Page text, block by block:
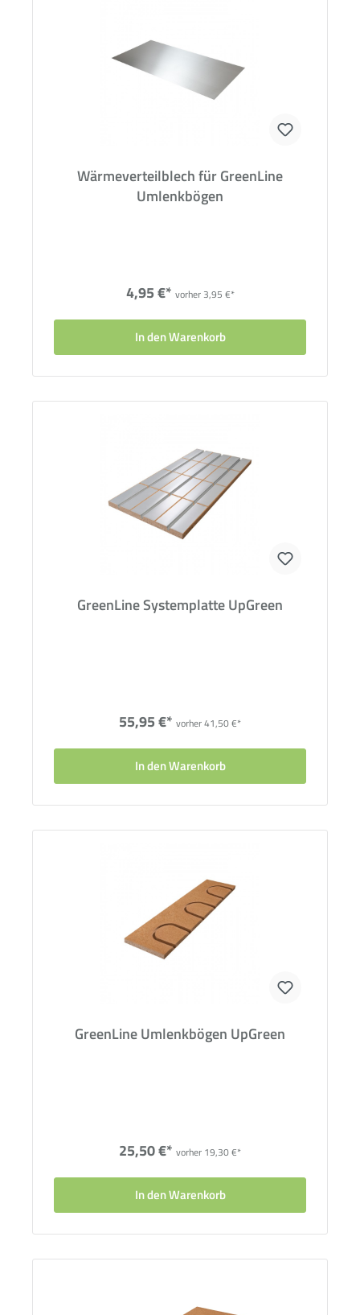
Wärmeverteilblech für GreenLine
Umlenkbögen
4,95 €* vorher 3,95 €*
In den Warenkorb
GreenLine Systemplatte UpGreen
55,95 €* vorher 41,50 €*
In den Warenkorb
GreenLine Umlenkbögen UpGreen
25,50 €* vorher 19,30 €*
In den Warenkorb